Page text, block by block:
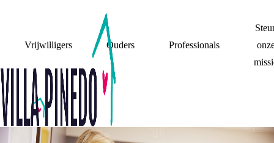
Vrijwilligers Ouders Professionals